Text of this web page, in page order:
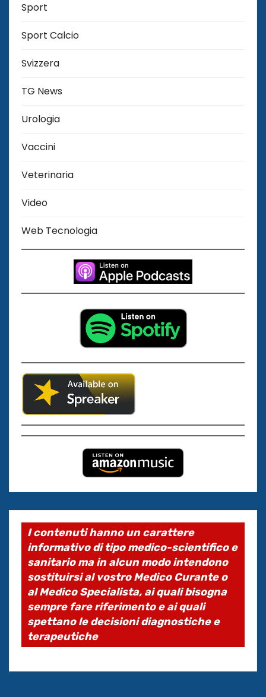
Sport
Sport Calcio
Svizzera
TG News
Urologia
Vaccini
Veterinaria
Video
Web Tecnologia
I contenuti hanno un carattere
informativo di tipo medico-scientifico e
sanitario ma in alcun modo intendono
sostituirsi al vostro Medico Curante o
al Medico Specialista, ai quali bisogna
sempre fare riferimento e ai quali
spettano le decisioni diagnostiche e
terapeutiche